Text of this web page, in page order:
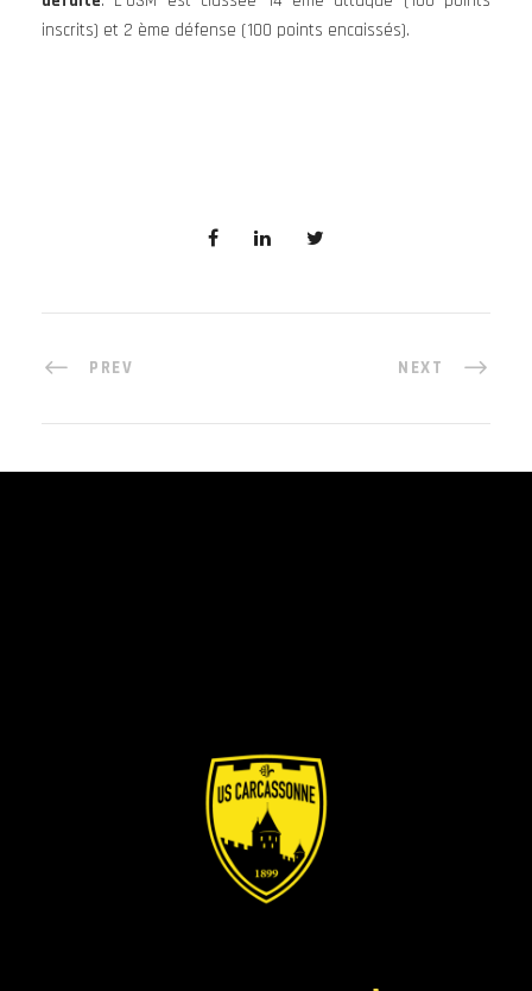
inscrits) et 2 ème défense (100 points encaissés).
PREV NEXT